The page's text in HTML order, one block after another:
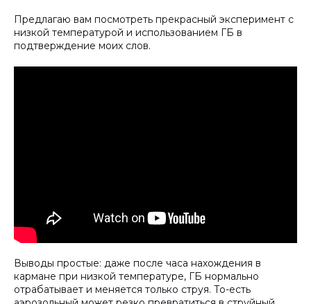
Предлагаю вам посмотреть прекрасный эксперимент с
низкой температурой и использованием ГБ в
подтверждение моих слов.
Выводы простые: даже после часа нахождения в
кармане при низкой температуре, ГБ нормально
отрабатывает и меняется только струя. То-есть